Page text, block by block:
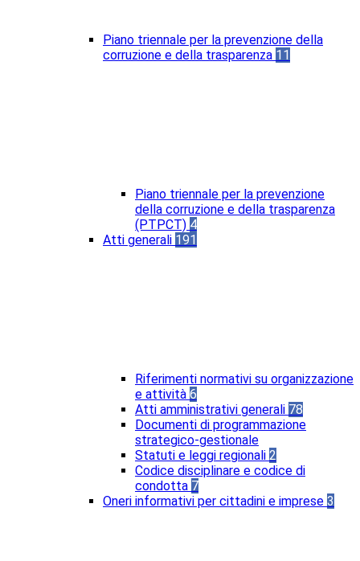
Piano triennale per la prevenzione della
corruzione e della trasparenza 11
Piano triennale per la prevenzione
della corruzione e della trasparenza
(PTPCT) 4
Atti generali 191
Riferimenti normativi su organizzazione
e attività 6
Atti amministrativi generali 78
Documenti di programmazione
strategico-gestionale
Statuti e leggi regionali 2
Codice disciplinare e codice di
condotta 7
Oneri informativi per cittadini e imprese 3